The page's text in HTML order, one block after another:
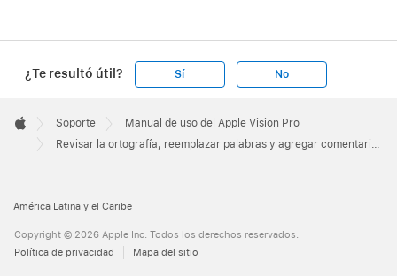
¿Te resultó útil? Sí No
Footer

Apple
Soporte
Manual de uso del Apple Vision Pro
Revisar la ortografía, reemplazar palabras y agregar comentarios en Keynote en el Apple Vision Pro
América Latina y el Caribe
Copyright © 2026 Apple Inc. Todos los derechos reservados.
Política de privacidad
Mapa del sitio